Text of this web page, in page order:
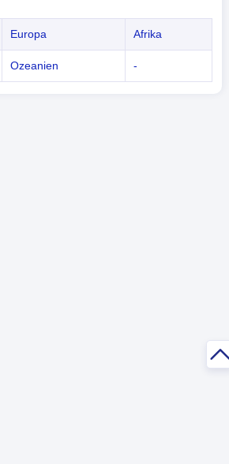
Europa Afrika
Ozeanien -